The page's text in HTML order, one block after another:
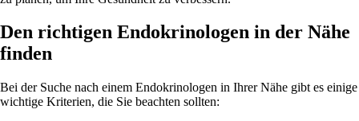
Den richtigen Endokrinologen in der Nähe
finden
Bei der Suche nach einem Endokrinologen in Ihrer Nähe gibt es einige
wichtige Kriterien, die Sie beachten sollten: